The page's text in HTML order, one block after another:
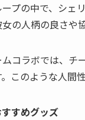
プの中で、シェ
の人柄の良さや
コラボでは、
このような人間
すめグッズ